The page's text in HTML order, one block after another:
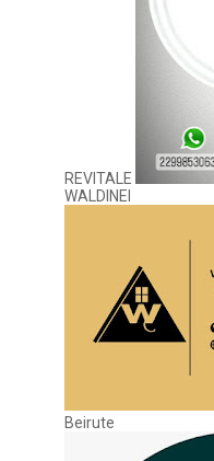
REVITALE
WALDINEI
Beirute